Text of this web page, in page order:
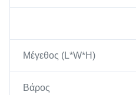
Μέγεθος (L*W*H)
Βάρος